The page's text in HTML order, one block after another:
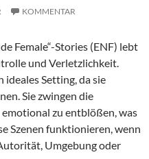
KOMMENTAR
Female“-Stories (ENF) lebt
und Verletzlichkeit.
Setting, da sie
Sie zwingen die
zu entblößen, was
Szenen funktionieren, wenn
Umgebung oder